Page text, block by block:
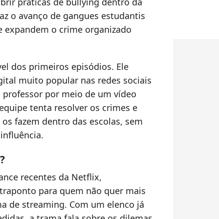
o avanço de gangues estudantis
expandem o crime organizado
dos primeiros episódios. Ele
muito popular nas redes sociais
por meio de um vídeo
tenta resolver os crimes e
fazem dentro das escolas, sem
recentes da Netflix,
para quem não quer mais
de streaming. Com um elenco já